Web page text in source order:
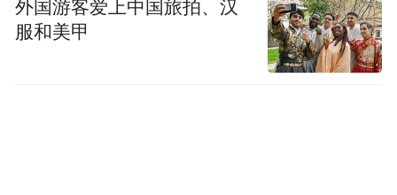
外国游客爱上中国旅拍、汉
服和美甲